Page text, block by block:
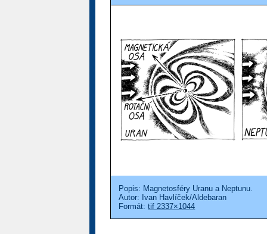
Popis: Magnetosféry Uranu a Neptunu.
Autor: Ivan Havlíček/Aldebaran
Formát:tif 2337×1044